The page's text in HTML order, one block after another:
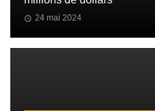
24 mai 2024